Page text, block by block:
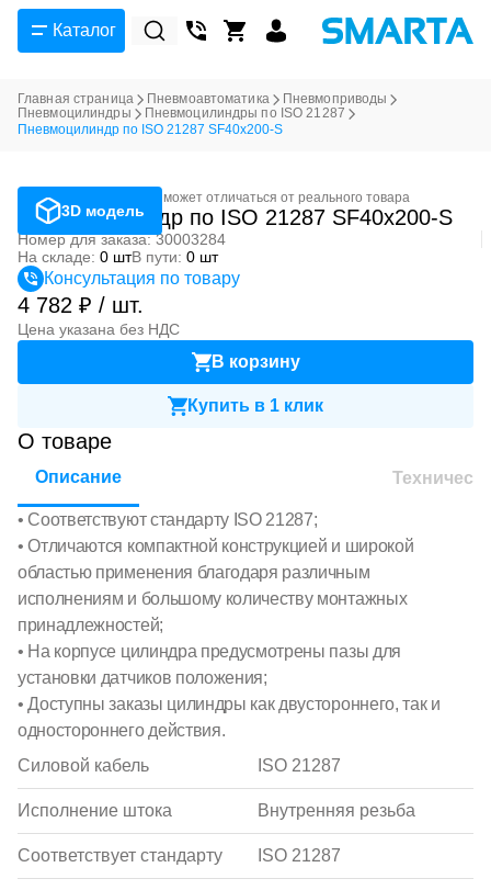
Каталог
Главная страница Пневмоавтоматика
Пневмоприводы
Пневмоцилиндры
Пневмоцилиндры по ISO 21287
Пневмоцилиндр по ISO 21287 SF40x200-S
3D модель
Фотография может отличаться от реального товара
Пневмоцилиндр по ISO 21287 SF40x200-S
Номер для заказа: 30003284
На складе: 0 штВ пути: 0 шт
Консультация по товару
4 782 ₽ / шт.
Цена указана без НДС
В корзину
Купить в 1 клик
О товаре
Описание
• Соответствуют стандарту ISO 21287;
• Отличаются компактной конструкцией и широкой
областью применения благодаря различным
исполнениям и большому количеству монтажных
принадлежностей;
• На корпусе цилиндра предусмотрены пазы для
установки датчиков положения;
• Доступны заказы цилиндры как двустороннего, так и
одностороннего действия.
Силовой кабель
ISO 21287
Исполнение штока Внутренняя резьба
Соответствует стандарту ISO 21287